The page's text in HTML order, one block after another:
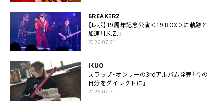
BREAKERZ
【レポ】19周年記念公演＜19 BOX＞に軌跡と
加速「I.K.Z.」
2026.07.31
IKUO
スラップ・オンリーの3rdアルバム発売「今の
自分をダイレクトに」
2026.07.31